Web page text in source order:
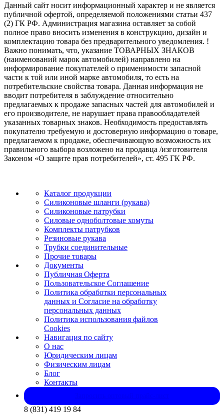
Данный сайт носит информационный характер и не является
публичной офертой, определяемой положениями статьи 437
(2) ГК РФ. Администрация магазина оставляет за собой
полное право вносить изменения в конструкцию, дизайн и
комплектацию товара без предварительного уведомления. !
Важно понимать, что, указание ТОВАРНЫХ ЗНАКОВ
(наименований марок автомобилей) направлено на
информирование покупателей о применимости запасной
части к той или иной марке автомобиля, то есть на
потребительские свойства товара. Данная информация не
вводит потребителя в заблуждение относительно
предлагаемых к продаже запасных частей для автомобилей и
его производителе, не нарушает права правообладателей
указанных товарных знаков. Необходимость предоставлять
покупателю требуемую и достоверную информацию о товаре,
предлагаемом к продаже, обеспечивающую возможность их
правильного выбора возложено на продавца /изготовителя
Законом «О защите прав потребителей», ст. 495 ГК РФ.
Каталог продукции
Силиконовые шланги (рукава)
Силиконовые патрубки
Силовые одноболтовые хомуты
Комплекты патрубков
Резиновые рукава
Трубки соединительные
Прочие товары
Документы
Публичная Оферта
Пользовательское Соглашение
Политика обработки персональных
данных и Согласие на обработку
персональных данных
Политика использования файлов
Cookies
Навигация по сайту
О нас
Юридическим лицам
Физическим лицам
Блог
Контакты
8 (831) 419 19 84